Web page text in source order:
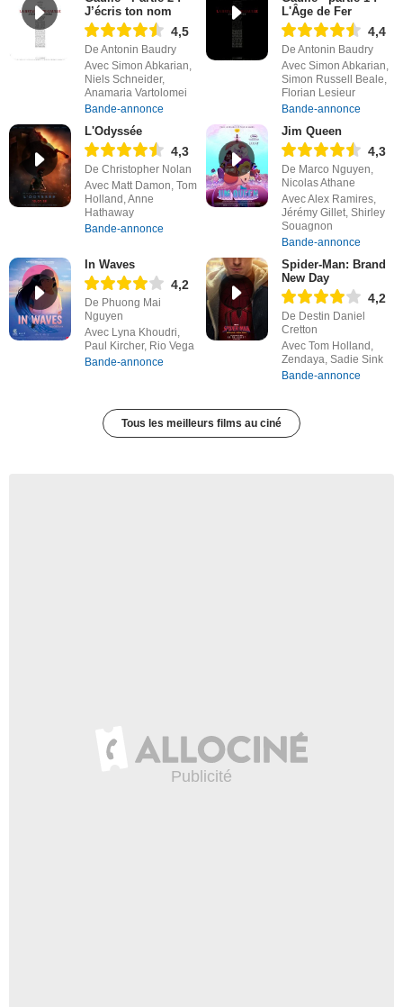
J’écris ton nom
4,5
De Antonin Baudry
Avec Simon Abkarian,
Niels Schneider,
Anamaria Vartolomei
Bande-annonce
L'Âge de Fer
4,4
De Antonin Baudry
Avec Simon Abkarian,
Simon Russell Beale,
Florian Lesieur
Bande-annonce
L'Odyssée
4,3
De Christopher Nolan
Avec Matt Damon, Tom
Holland, Anne
Hathaway
Bande-annonce
Jim Queen
4,3
De Marco Nguyen,
Nicolas Athane
Avec Alex Ramires,
Jérémy Gillet, Shirley
Souagnon
Bande-annonce
In Waves
4,2
De Phuong Mai
Nguyen
Avec Lyna Khoudri,
Paul Kircher, Rio Vega
Bande-annonce
Spider-Man: Brand
New Day
4,2
De Destin Daniel
Cretton
Avec Tom Holland,
Zendaya, Sadie Sink
Bande-annonce
Tous les meilleurs films au ciné